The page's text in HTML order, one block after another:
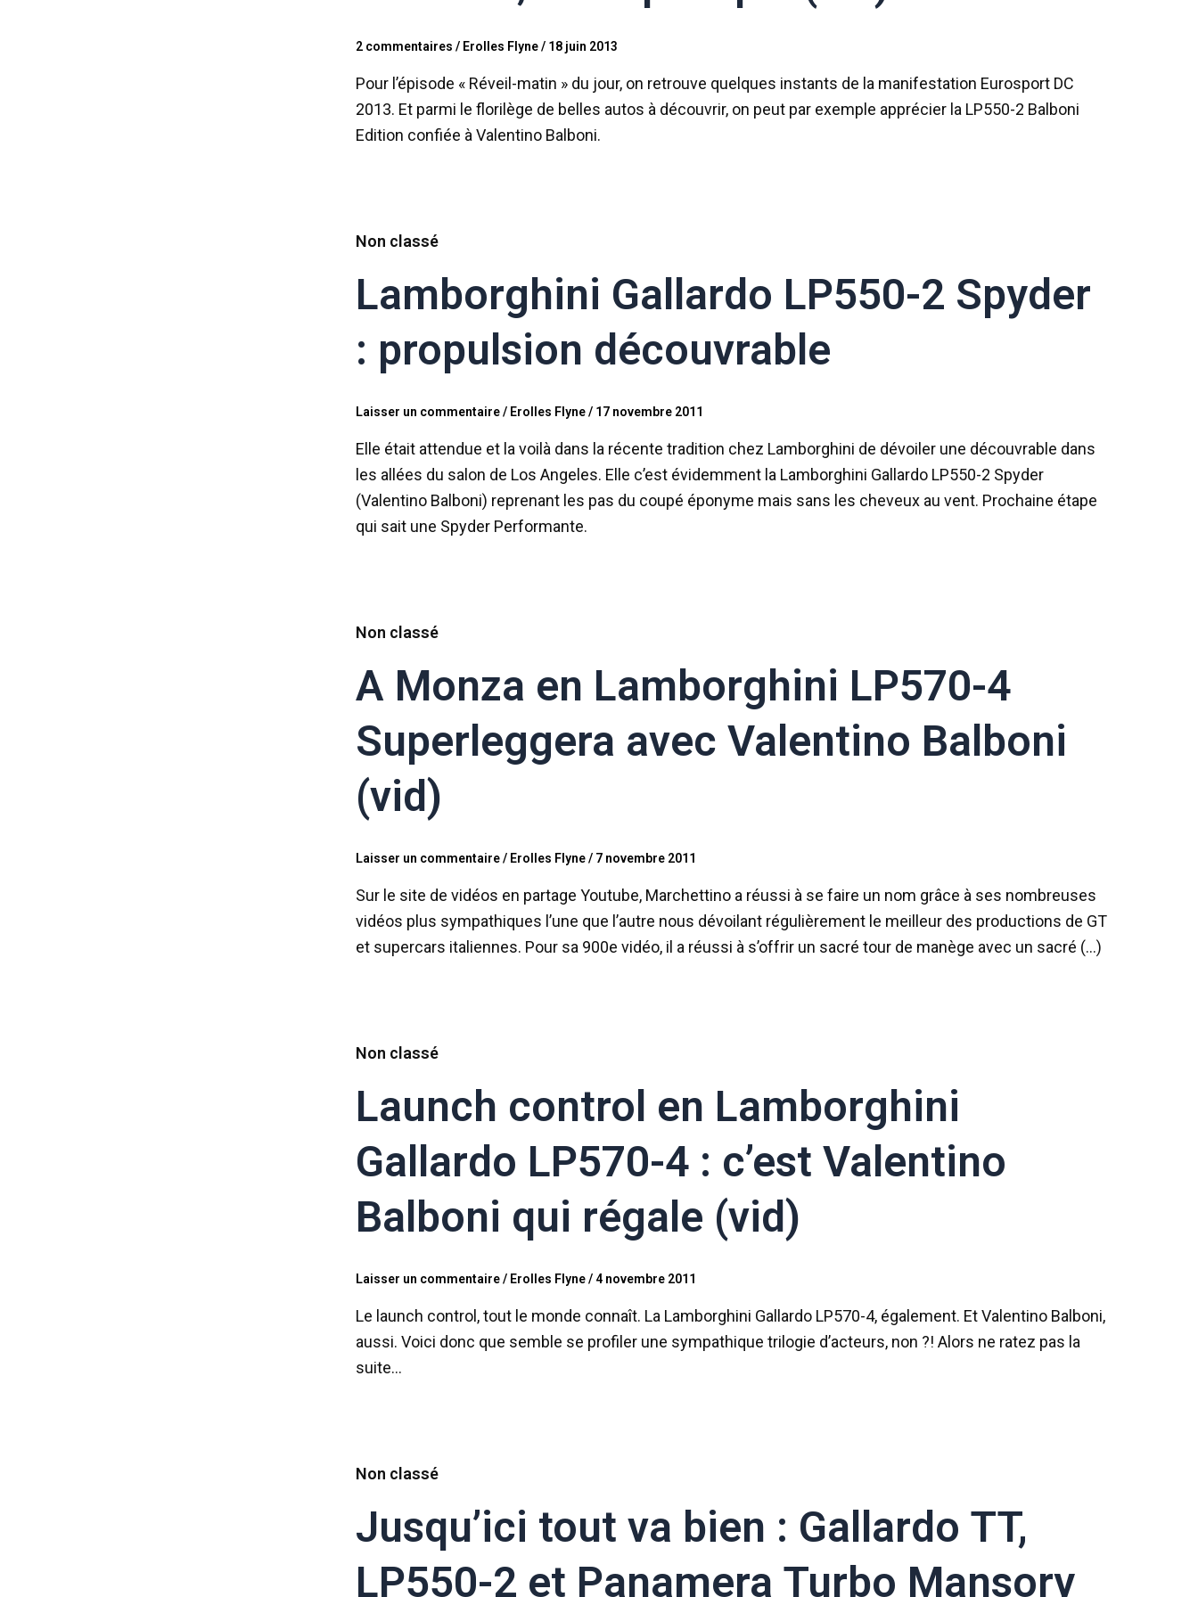
2 commentaires / Erolles Flyne/ 18 juin 2013
Pour l’épisode « Réveil-matin » du jour, on retrouve quelques instants de la manifestation Eurosport DC
2013. Et parmi le florilège de belles autos à découvrir, on peut par exemple apprécier la LP550-2 Balboni
Edition confiée à Valentino Balboni.
Non classé
Lamborghini Gallardo LP550-2 Spyder
: propulsion découvrable
Laisser un commentaire/ Erolles Flyne/ 17 novembre 2011
Elle était attendue et la voilà dans la récente tradition chez Lamborghini de dévoiler une découvrable dans
les allées du salon de Los Angeles. Elle c’est évidemment la Lamborghini Gallardo LP550-2 Spyder
(Valentino Balboni) reprenant les pas du coupé éponyme mais sans les cheveux au vent. Prochaine étape
qui sait une Spyder Performante.
Non classé
A Monza en Lamborghini LP570-4
Superleggera avec Valentino Balboni
(vid)
Laisser un commentaire/ Erolles Flyne/ 7 novembre 2011
Sur le site de vidéos en partage Youtube, Marchettino a réussi à se faire un nom grâce à ses nombreuses
vidéos plus sympathiques l’une que l’autre nous dévoilant régulièrement le meilleur des productions de GT
et supercars italiennes. Pour sa 900e vidéo, il a réussi à s’offrir un sacré tour de manège avec un sacré (…)
Non classé
Launch control en Lamborghini
Gallardo LP570-4 : c’est Valentino
Balboni qui régale (vid)
Laisser un commentaire/ Erolles Flyne/ 4 novembre 2011
Le launch control, tout le monde connaît. La Lamborghini Gallardo LP570-4, également. Et Valentino Balboni,
aussi. Voici donc que semble se profiler une sympathique trilogie d’acteurs, non ?! Alors ne ratez pas la
suite…
Non classé
Jusqu’ici tout va bien : Gallardo TT,
LP550-2 et Panamera Turbo Mansory